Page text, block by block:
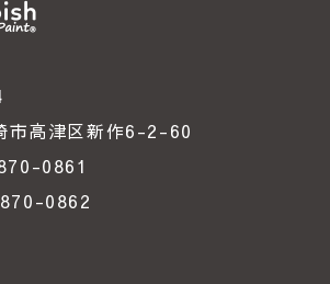
市高津区新作6-2-60
0861
0862